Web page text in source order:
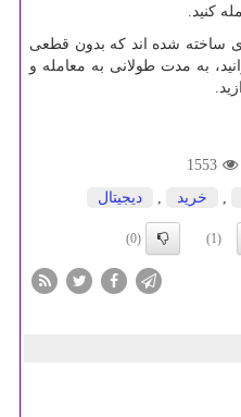
کنید.
ساخته شده اند که بدون قطعی
به مدت طولانی به معامله و
1553
خرید دیجیتال
(1)
(0)